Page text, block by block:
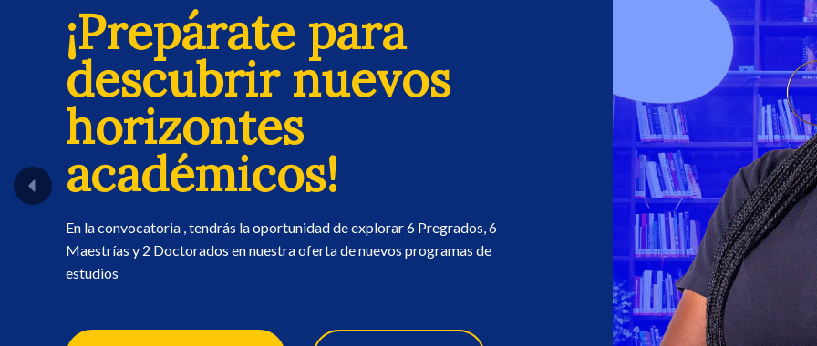
¡Prepárate para
descubrir nuevos
horizontes
académicos!
En la convocatoria , tendrás la oportunidad de explorar 6 Pregrados, 6
Maestrías y 2 Doctorados en nuestra oferta de nuevos programas de
estudios